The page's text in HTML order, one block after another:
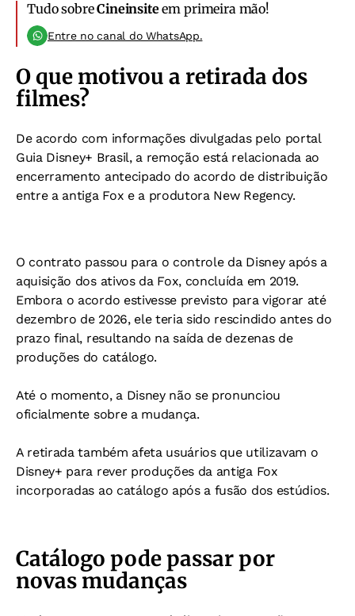
Tudo sobreCineinsiteem primeira mão!
Entre no canal do WhatsApp.
O que motivou a retirada dos
filmes?
De acordo com informações divulgadas pelo portal
Guia Disney+ Brasil, a remoção está relacionada ao
encerramento antecipado do acordo de distribuição
entre a antiga Fox e a produtora New Regency.
O contrato passou para o controle da Disney após a
aquisição dos ativos da Fox, concluída em 2019.
Embora o acordo estivesse previsto para vigorar até
dezembro de 2026, ele teria sido rescindido antes do
prazo final, resultando na saída de dezenas de
produções do catálogo.
Até o momento, a Disney não se pronunciou
oficialmente sobre a mudança.
A retirada também afeta usuários que utilizavam o
Disney+ para rever produções da antiga Fox
incorporadas ao catálogo após a fusão dos estúdios.
Catálogo pode passar por
novas mudanças